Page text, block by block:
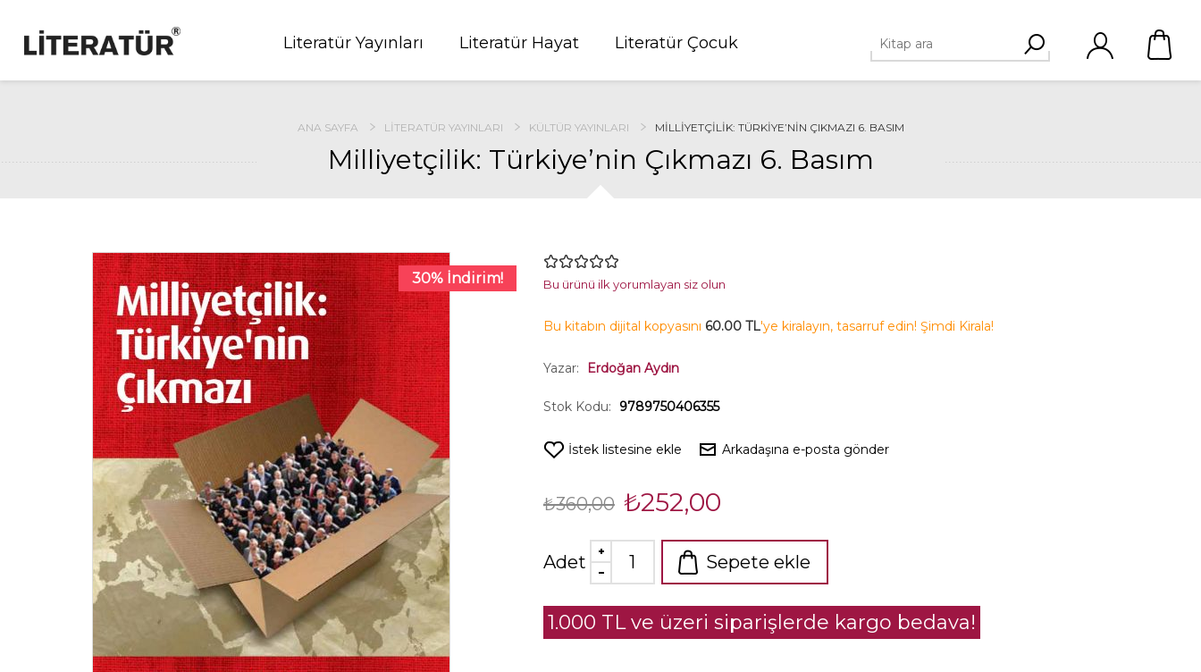
Literatür Yayınları Literatür Hayat Literatür Çocuk
ANA SAYFA LITERATÜR YAYINLARI KÜLTÜR YAYINLARI MILLIYETÇILIK: TÜRKIYE’NIN ÇIKMAZI 6. BASIM
Milliyetçilik: Türkiye’nin Çıkmazı 6. Basım
30% İndirim! Bu ürünü ilk yorumlayan siz olun
Bu kitabın dijital kopyasını 60.00 TL'ye kiralayın, tasarruf edin! Şimdi Kirala!
Yazar: Erdoğan Aydın
Stok Kodu: 9789750406355
İstek listesine ekle Arkadaşına e-posta gönder
₺360,00 ₺252,00
Adet Sepete ekle
1.000 TL ve üzeri siparişlerde kargo bedava!